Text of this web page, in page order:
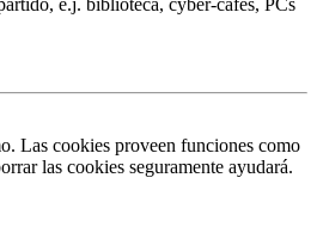
e.j. biblioteca, cyber-cafés, PCs
Las cookies proveen funciones como
las cookies seguramente ayudará.